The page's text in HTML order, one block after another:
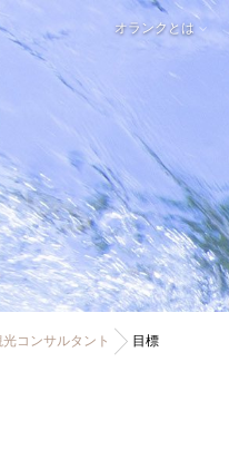
オランクとは
コンサルタント 目標